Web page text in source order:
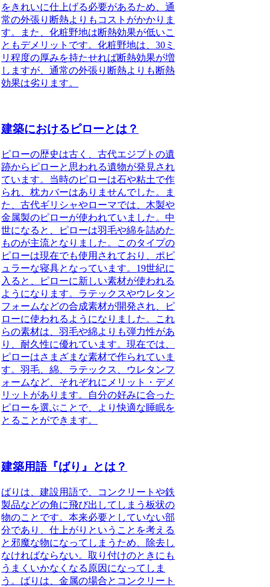
をきれいに仕上げる必要があるため、通
常の外張り断熱よりもコストがかかりま
す。また、化粧野地は断熱効果が低いこ
ともデメリットです。化粧野地は、30ミ
リ程度の厚みを持たせれば断熱効果が増
しますが、通常の外張り断熱よりも断熱
効果は劣ります。
建築におけるピローとは？
ピローの歴史は古く
、古代エジプトの遺
跡からピローと思われる遺物が発見され
ています。当時のピローは石や粘土で作
られ、枕カバーはありませんでした。ま
た、古代ギリシャやローマでは、木製や
金属製のピローが使われていました。中
世になると、ピローは羽毛や綿を詰めた
ものが主流となりました。このタイプの
ピローは現在でも使用されており、ポピ
ュラーな寝具となっています。 19世紀に
入ると、ピローに新しい素材が使われる
ようになります。ラテックスやウレタン
フォームなどの合成素材が開発され、ピ
ローに使われるようになりました。これ
らの素材は、羽毛や綿よりも弾力性があ
り、耐久性に優れています。現在では、
ピローはさまざまな素材で作られていま
す。羽毛、綿、ラテックス、ウレタンフ
ォームなど、それぞれにメリット・デメ
リットがあります。自分の好みに合った
ピローを選ぶことで、より快適な睡眠を
とることができます。
建築用語『ばり』とは？
ばりは、建設用語で、コンクリートや鉄
製品などの角に飛び出してしまう板状の
物のことです。本来必要としていない部
分であり、仕上がりということを考える
と邪魔な物になってしまうため、除去し
なければならない。取り付けのときにも
うまくいかなくなる原因になってしま
う。ばりは、金属の場合とコンクリート